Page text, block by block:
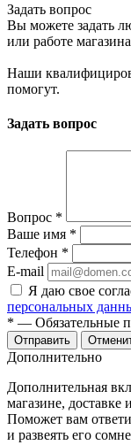
Задать вопрос
Вы можете задать
или работе
Наши
помогут.
Задать вопрос
Вопрос *
Ваше имя *
Телефон *
E-mail
Я даю свое
персональных
* — Обязательные
Дополнительно
Дополнительная
магазине, доставке
Поможет вам
и развеять его